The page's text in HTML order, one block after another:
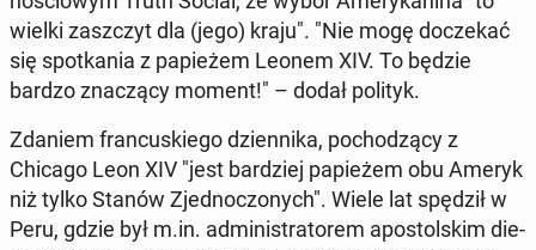
wielki za­szczyt dla (jego) kraju". "Nie mogę do­cze­kać
się spo­tka­nia z pa­pie­żem Leonem XIV. To będzie
bardzo zna­czą­cy moment!" – dodał polityk.
Zdaniem fran­cu­skie­go dzien­ni­ka, po­cho­dzą­cy z
Chicago Leon XIV "jest bar­dziej pa­pie­żem obu Ameryk
niż tylko Stanów Zjed­no­czo­nych". Wiele lat spędził w
Peru, gdzie był m.in. ad­mi­ni­stra­to­rem apo­stol­skim die­